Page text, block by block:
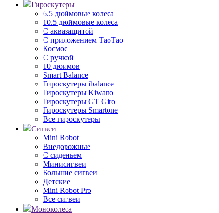
Гироскутеры
6.5 дюймовые колеса
10.5 дюймовые колеса
С аквазащитой
С приложением ТаоТао
Космос
С ручкой
10 дюймов
Smart Balance
Гироскутеры ibalance
Гироскутеры Kiwano
Гироскутеры GT Giro
Гироскутеры Smartone
Все гироскутеры
Сигвеи
Mini Robot
Внедорожные
С сиденьем
Минисигвеи
Большие сигвеи
Детские
Mini Robot Pro
Все сигвеи
Моноколеса